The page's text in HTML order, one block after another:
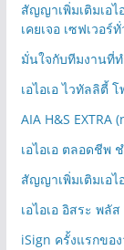
สัญญาเพิ่มเติมเอไ
เคยเจอ เซฟเวอร์
มั่นใจกับทีมงานที่
เอไอเอ ไวทัลลิตี้
AIA H&S EXTRA
เอไอเอ ตลอดชีพ
สัญญาเพิ่มเติมเอ
เอไอเอ อิสระ พลัส
iSign ครั้งแรกขอ